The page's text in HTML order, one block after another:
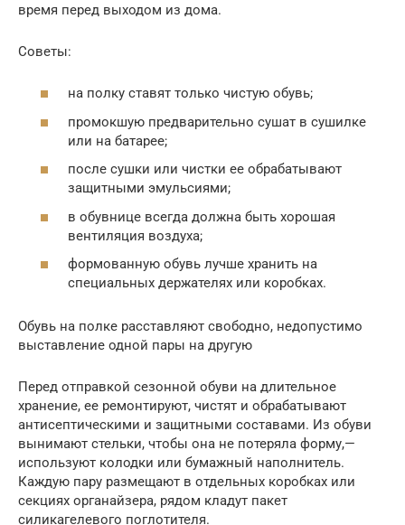
время перед выходом из дома.
Советы:
на полку ставят только чистую обувь;
промокшую предварительно сушат в сушилке
или на батарее;
после сушки или чистки ее обрабатывают
защитными эмульсиями;
в обувнице всегда должна быть хорошая
вентиляция воздуха;
формованную обувь лучше хранить на
специальных держателях или коробках.
Обувь на полке расставляют свободно, недопустимо
выставление одной пары на другую
Перед отправкой сезонной обуви на длительное
хранение, ее ремонтируют, чистят и обрабатывают
антисептическими и защитными составами. Из обуви
вынимают стельки, чтобы она не потеряла форму,—
используют колодки или бумажный наполнитель.
Каждую пару размещают в отдельных коробках или
секциях органайзера, рядом кладут пакет
силикагелевого поглотителя.